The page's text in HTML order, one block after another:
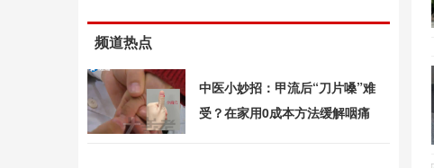
频道热点
中医小妙招：甲流后“刀片嗓”难
受？在家用0成本方法缓解咽痛